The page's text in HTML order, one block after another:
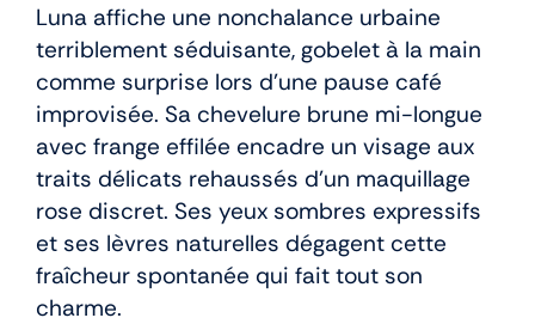
Luna affiche une nonchalance urbaine
terriblement séduisante, gobelet à la main
comme surprise lors d’une pause café
improvisée. Sa chevelure brune mi-longue
avec frange effilée encadre un visage aux
traits délicats rehaussés d’un maquillage
rose discret. Ses yeux sombres expressifs
et ses lèvres naturelles dégagent cette
fraîcheur spontanée qui fait tout son
charme.